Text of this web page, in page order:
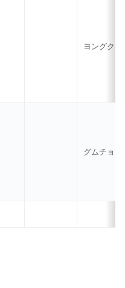
ヨングク
グムチョ